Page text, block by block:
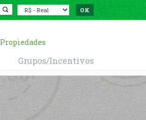
Propiedades
Grupos/Incentivos